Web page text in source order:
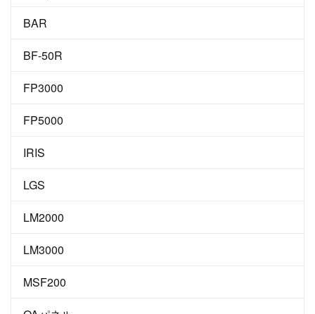
BAR
BF-50R
FP3000
FP5000
IRIS
LGS
LM2000
LM3000
MSF200